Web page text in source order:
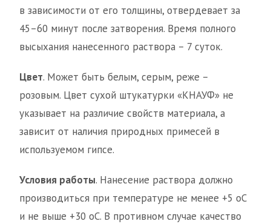
в зависимости от его толщины, отвердевает за
45–60 минут после затворения. Время полного
высыхания нанесенного раствора – 7 суток.
Цвет. Может быть белым, серым, реже –
розовым. Цвет сухой штукатурки «КНАУФ» не
указывает на различие свойств материала, а
зависит от наличия природных примесей в
используемом гипсе.
Условия работы. Нанесение раствора должно
производиться при температуре не менее +5 оС
и не выше +30 оС. В противном случае качество